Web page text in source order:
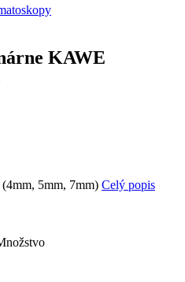
KAWE
5mm, 7mm) Celý popis